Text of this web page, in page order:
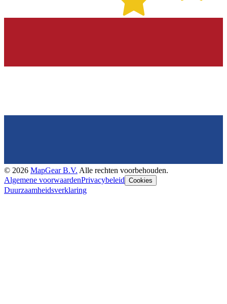
© 2026 MapGear B.V. Alle rechten voorbehouden.
Algemene voorwaardenPrivacybeleid Cookies
Duurzaamheidsverklaring